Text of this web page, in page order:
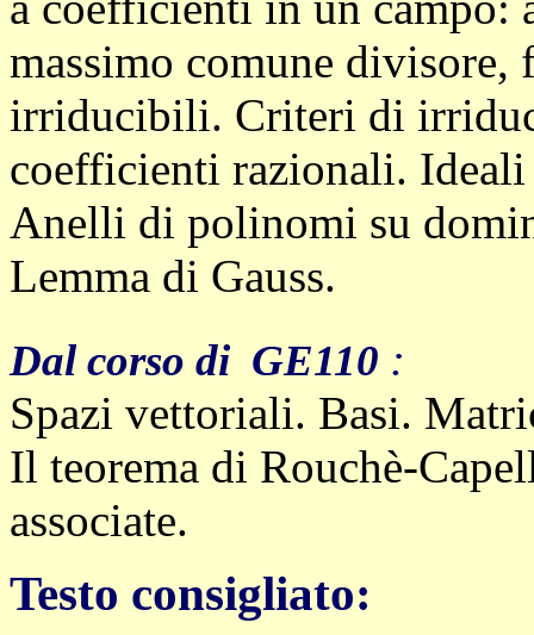
massimo comune
irriducibili. Criteri di
coefficienti razionali.
Anelli di polinomi su
Lemma di Gauss.
Dal corso di GE110 :
Spazi vettoriali. Basi.
Il teorema di Rouchè-
associate.
Testo consigliato: